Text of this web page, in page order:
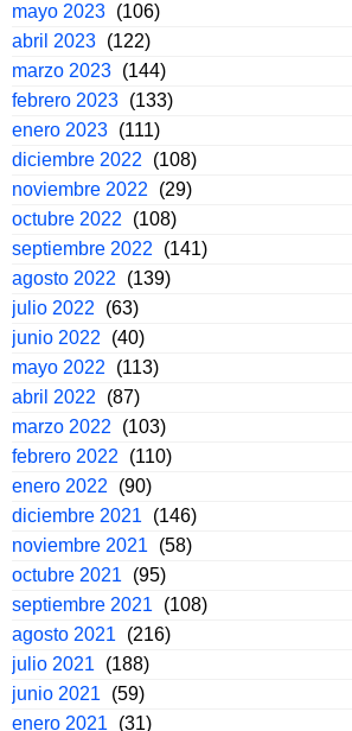
mayo 2023 (106)
abril 2023 (122)
marzo 2023 (144)
febrero 2023 (133)
enero 2023 (111)
diciembre 2022
(108)
noviembre 2022
(29)
octubre 2022
(108)
septiembre 2022
(141)
agosto 2022
(139)
julio 2022
(63)
junio 2022
(40)
mayo 2022
(113)
abril 2022
(87)
marzo 2022
(103)
febrero 2022
(110)
enero 2022
(90)
diciembre 2021
(146)
noviembre 2021
(58)
octubre 2021
(95)
septiembre 2021
(108)
agosto 2021
(216)
julio 2021
(188)
junio 2021
(59)
enero 2021
(31)